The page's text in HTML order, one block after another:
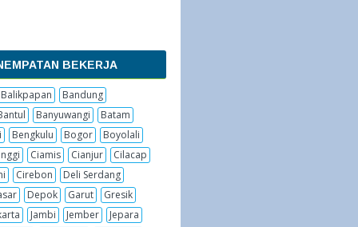
BEKERJA
Balikpapan
Bandung
Banyuwangi
Batam
Bengkulu Bogor
Boyolali
Ciamis Cianjur
Cilacap
Cirebon
Deli Serdang
Depok Garut
Gresik
Jambi Jember
Jepara